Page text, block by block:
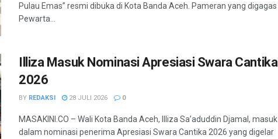
Pulau Emas” resmi dibuka di Kota Banda Aceh. Pameran yang digagas
Pewarta...
Illiza Masuk Nominasi Apresiasi Swara Cantika
2026
BY REDAKSI 28 JULI 2026 0
MASAKINI.CO – Wali Kota Banda Aceh, Illiza Sa’aduddin Djamal, masuk
dalam nominasi penerima Apresiasi Swara Cantika 2026 yang digelar